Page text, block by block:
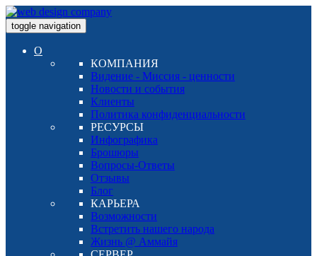
toggle navigation
О
КОМПАНИЯ
Видение - Миссия - ценности
Новости и события
Клиенты
Политика конфиденциальности
РЕСУРСЫ
Инфографика
Брошюры
Вопросы-Ответы
Отзывы
Блог
КАРЬЕРА
Возможности
Встретить нашего народа
Жизнь @ Аммайя